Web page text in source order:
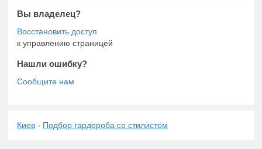
Вы владелец?
к управлению страницей
Нашли ошибку?
Киев - Подбор гардероба со стилистом